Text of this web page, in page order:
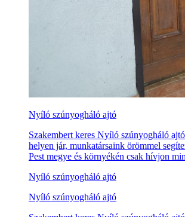
Nyíló szúnyogháló ajtó
Szakembert keres Nyíló szúnyogháló
helyen jár, munkatársaink örömmel
Pest megye és környékén csak hívjon
Nyíló szúnyogháló ajtó
Nyíló szúnyogháló ajtó